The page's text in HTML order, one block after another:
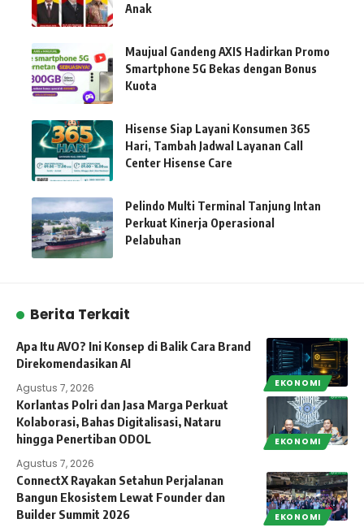
Anak
Maujual Gandeng AXIS Hadirkan Promo
Smartphone 5G Bekas dengan Bonus
Kuota
Hisense Siap Layani Konsumen 365
Hari, Tambah Jadwal Layanan Call
Center Hisense Care
Pelindo Multi Terminal Tanjung Intan
Perkuat Kinerja Operasional
Pelabuhan
Berita Terkait
EKONOMI
Apa Itu AVO? Ini Konsep di Balik Cara Brand
Direkomendasikan AI
Agustus 7, 2026
EKONOMI
Korlantas Polri dan Jasa Marga Perkuat
Kolaborasi, Bahas Digitalisasi, Nataru
hingga Penertiban ODOL
Agustus 7, 2026
EKONOMI
ConnectX Rayakan Setahun Perjalanan
Bangun Ekosistem Lewat Founder dan
Builder Summit 2026